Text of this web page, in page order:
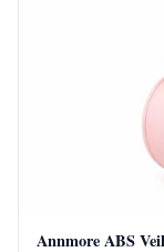
Annmore ABS